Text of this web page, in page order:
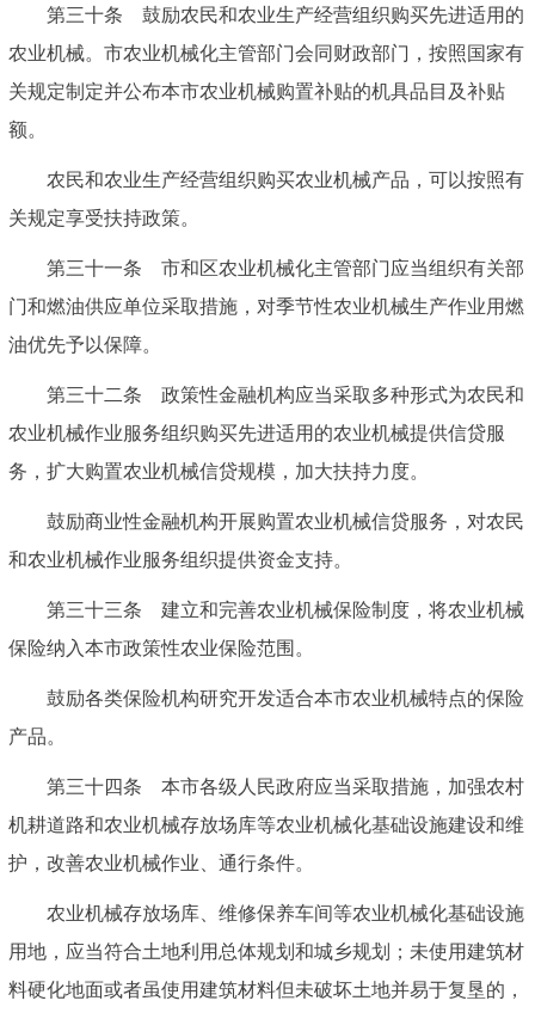
第三十条 鼓励农民和农业生产经营组织购买先进适用的
农业机械。市农业机械化主管部门会同财政部门，按照国家有
关规定制定并公布本市农业机械购置补贴的机具品目及补贴
额。
农民和农业生产经营组织购买农业机械产品，可以按照有
关规定享受扶持政策。
第三十一条 市和区农业机械化主管部门应当组织有关部
门和燃油供应单位采取措施，对季节性农业机械生产作业用燃
油优先予以保障。
第三十二条 政策性金融机构应当采取多种形式为农民和
农业机械作业服务组织购买先进适用的农业机械提供信贷服
务，扩大购置农业机械信贷规模，加大扶持力度。
鼓励商业性金融机构开展购置农业机械信贷服务，对农民
和农业机械作业服务组织提供资金支持。
第三十三条 建立和完善农业机械保险制度，将农业机械
保险纳入本市政策性农业保险范围。
鼓励各类保险机构研究开发适合本市农业机械特点的保险
产品。
第三十四条 本市各级人民政府应当采取措施，加强农村
机耕道路和农业机械存放场库等农业机械化基础设施建设和维
护，改善农业机械作业、通行条件。
农业机械存放场库、维修保养车间等农业机械化基础设施
用地，应当符合土地利用总体规划和城乡规划；未使用建筑材
料硬化地面或者虽使用建筑材料但未破坏土地并易于复垦的，